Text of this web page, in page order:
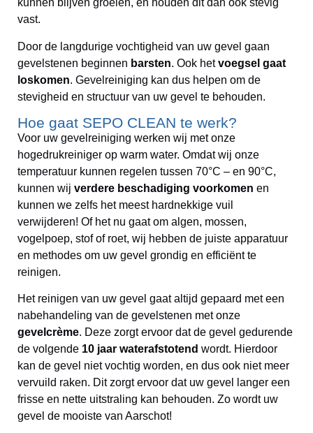
kunnen blijven groeien, en houden dit dan ook stevig
vast.
Door de langdurige vochtigheid van uw gevel gaan
gevelstenen beginnen barsten. Ook hetvoegsel gaat
loskomen. Gevelreiniging kan dus helpen om de
stevigheid en structuur van uw gevel te behouden.
Hoe gaat SEPO CLEAN te werk?
Voor uw gevelreiniging werken wij met onze
hogedrukreiniger op warm water. Omdat wij onze
temperatuur kunnen regelen tussen 70°C – en 90°C,
kunnen wij verdere beschadiging voorkomen en
kunnen we zelfs het meest hardnekkige vuil
verwijderen! Of het nu gaat om algen, mossen,
vogelpoep, stof of roet, wij hebben de juiste apparatuur
en methodes om uw gevel grondig en efficiënt te
reinigen.
Het reinigen van uw gevel gaat altijd gepaard met een
nabehandeling van de gevelstenen met onze
gevelcrème. Deze zorgt ervoor dat de gevel gedurende
de volgende 10 jaar waterafstotend wordt. Hierdoor
kan de gevel niet vochtig worden, en dus ook niet meer
vervuild raken. Dit zorgt ervoor dat uw gevel langer een
frisse en nette uitstraling kan behouden. Zo wordt uw
gevel de mooiste van Aarschot!